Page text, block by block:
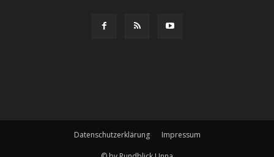
Datenschutzerklärung Impressum